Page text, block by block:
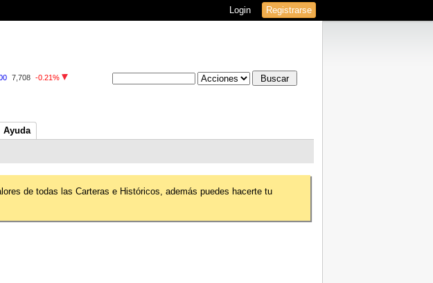
Login Registrarse
7,708 -0.21%
Ayuda
de todas las Carteras e Históricos, además puedes hacerte tu